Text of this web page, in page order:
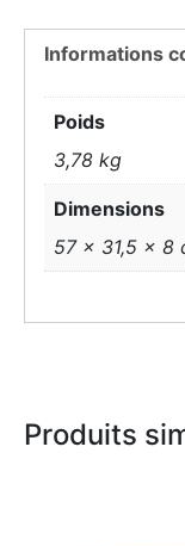
Informations
Poids
3,78 kg
Dimensions
57 × 31,5 × 8
Produits